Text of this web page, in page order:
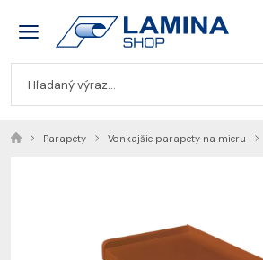
Parapety Vonkajšie parapety na mieru